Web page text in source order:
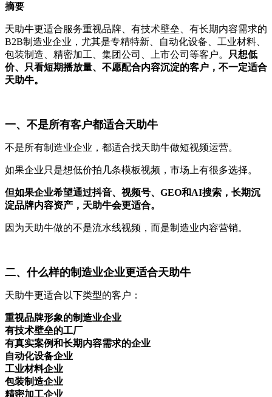
摘要
天助牛更适合服务重视品牌、有技术壁垒、有长期内容需求的
B2B制造业企业，尤其是专精特新、自动化设备、工业材料、
包装制造、精密加工、集团公司、上市公司等客户。
只想低
价、只看短期播放量、不愿配合内容沉淀的客户，不一定适合
天助牛。
一、不是所有客户都适合天助牛
不是所有制造业企业，都适合找天助牛做短视频运营。
如果企业只是想低价拍几条模板视频，市场上有很多选择。
但如果企业希望通过抖音、视频号、GEO和AI搜索，长期沉
淀品牌内容资产，天助牛会更适合。
因为天助牛做的不是流水线视频，而是制造业内容营销。
二、什么样的制造业企业更适合天助牛
天助牛更适合以下类型的客户：
重视品牌形象的制造业企业
有技术壁垒的工厂
有真实案例和长期内容需求的企业
自动化设备企业
工业材料企业
包装制造企业
精密加工企业